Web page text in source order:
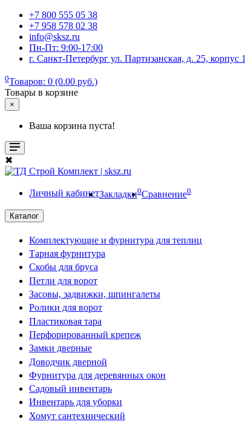
+7 800 555 05 38
+7 958 578 02 38
info@sksz.ru
Пн-Пт: 9:00-17:00
г. Санкт-Петербург ул. Партизанская, д. 25, корпус 1
0Товаров: 0 (0.00 руб.)
Товары в корзине
×
Ваша корзина пуста!
✖
Личный кабинетЗакладки0Сравнение0
Каталог
Комплектующие и фурнитура для теплиц
Тарная фурнитура
Скобы для бруса
Петли для ворот
Засовы, задвижки, шпингалеты
Ролики для ворот
Пластиковая тара
Перфорированный крепеж
Замки дверные
Доводчик дверной
Фурнитура для деревянных окон
Садовый инвентарь
Инвентарь для уборки
Хомут сантехнический